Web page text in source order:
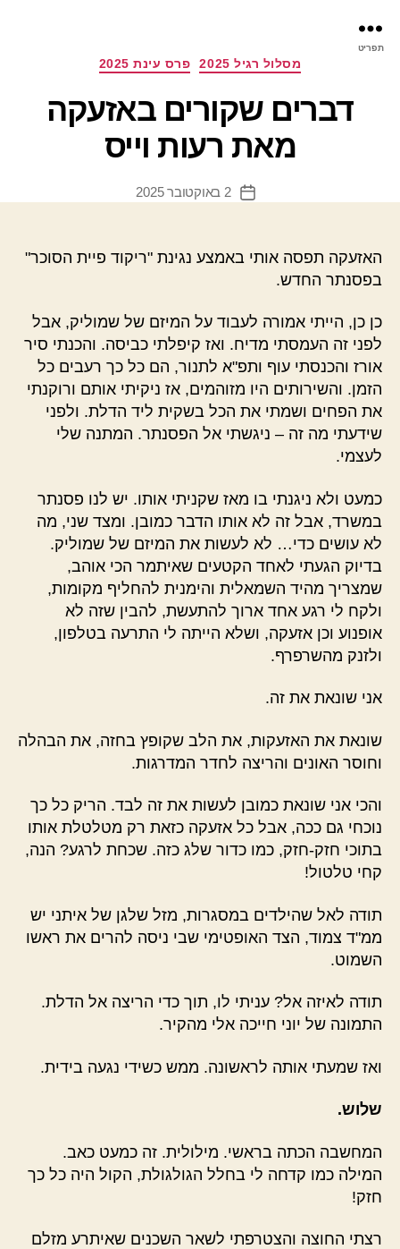
תפריט
קטגוריות מסלול רגיל 2025 פרס עינת 2025
דברים שקורים באזעקה
מאת רעות וייס
תאריך
2 באוקטובר 2025
האזעקה תפסה אותי באמצע נגינת "ריקוד פיית הסוכר"
בפסנתר החדש.
כן כן, הייתי אמורה לעבוד על המיזם של שמוליק, אבל
לפני זה העמסתי מדיח. ואז קיפלתי כביסה. והכנתי סיר
אורז והכנסתי עוף ותפ"א לתנור, הם כל כך רעבים כל
הזמן. והשירותים היו מזוהמים, אז ניקיתי אותם ורוקנתי
את הפחים ושמתי את הכל בשקית ליד הדלת. ולפני
שידעתי מה זה – ניגשתי אל הפסנתר. המתנה שלי
לעצמי.
כמעט ולא ניגנתי בו מאז שקניתי אותו. יש לנו פסנתר
במשרד, אבל זה לא אותו הדבר כמובן. ומצד שני, מה
לא עושים כדי… לא לעשות את המיזם של שמוליק.
בדיוק הגעתי לאחד הקטעים שאיתמר הכי אוהב,
שמצריך מהיד השמאלית והימנית להחליף מקומות,
ולקח לי רגע אחד ארוך להתעשת, להבין שזה לא
אופנוע וכן אזעקה, ושלא הייתה לי התרעה בטלפון,
ולזנק מהשרפרף.
אני שונאת את זה.
שונאת את האזעקות, את הלב שקופץ בחזה, את הבהלה
וחוסר האונים והריצה לחדר המדרגות.
והכי אני שונאת כמובן לעשות את זה לבד. הריק כל כך
נוכחי גם ככה, אבל כל אזעקה כזאת רק מטלטלת אותו
בתוכי חזק-חזק, כמו כדור שלג כזה. שכחת לרגע? הנה,
קחי טלטול!
תודה לאל שהילדים במסגרות, מזל שלגן של איתני יש
ממ"ד צמוד, הצד האופטימי שבי ניסה להרים את ראשו
השמוט.
תודה לאיזה אל? עניתי לו, תוך כדי הריצה אל הדלת.
התמונה של יוני חייכה אלי מהקיר.
ואז שמעתי אותה לראשונה. ממש כשידי נגעה בידית.
שלוש.
המחשבה הכתה בראשי. מילולית. זה כמעט כאב.
המילה כמו קדחה לי בחלל הגולגולת, הקול היה כל כך
חזק!
רצתי החוצה והצטרפתי לשאר השכנים שאיתרע מזלם